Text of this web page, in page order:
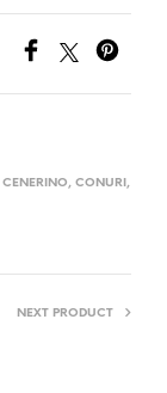
CENERINO, CONURI,
NEXT PRODUCT